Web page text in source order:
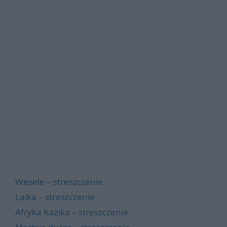
Wesele – streszczenie
Lalka – streszczenie
Afryka Kazika – streszczenie